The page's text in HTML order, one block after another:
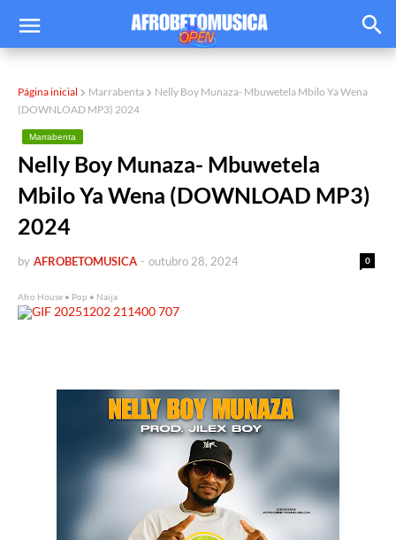
Página inicial Marrabenta
Nelly Boy Munaza- Mbuwetela Mbilo Ya Wena
(DOWNLOAD MP3) 2024
Marrabenta
Nelly Boy Munaza- Mbuwetela
Mbilo Ya Wena (DOWNLOAD MP3)
2024
by AFROBETOMUSICA 0
- outubro 28, 2024
Afro House • Pop • Naija